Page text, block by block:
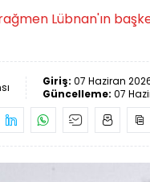
Lübnan'ın
Giriş: 07 Haziran
Güncelleme: 07